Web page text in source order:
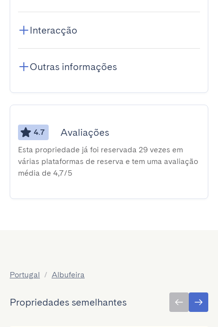
Interacção
Outras informações
4.7 Avaliações
Esta propriedade já foi reservada 29 vezes em
várias plataformas de reserva e tem uma avaliação
média de 4,7/5
Portugal / Albufeira
Propriedades semelhantes